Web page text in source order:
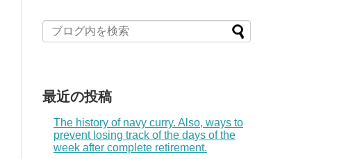
最近の投稿
The history of navy curry. Also, ways to
prevent losing track of the days of the
week after complete retirement.